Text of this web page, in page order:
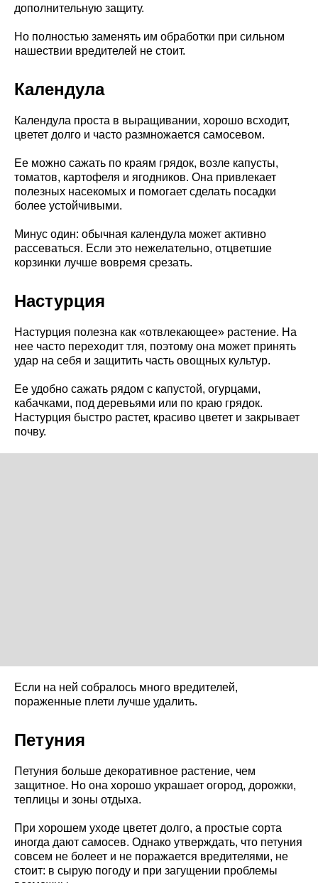
дополнительную защиту.
Но полностью заменять им обработки при сильном
нашествии вредителей не стоит.
Календула
Календула проста в выращивании, хорошо всходит,
цветет долго и часто размножается самосевом.
Ее можно сажать по краям грядок, возле капусты,
томатов, картофеля и ягодников. Она привлекает
полезных насекомых и помогает сделать посадки
более устойчивыми.
Минус один: обычная календула может активно
рассеваться. Если это нежелательно, отцветшие
корзинки лучше вовремя срезать.
Настурция
Настурция полезна как «отвлекающее» растение. На
нее часто переходит тля, поэтому она может принять
удар на себя и защитить часть овощных культур.
Ее удобно сажать рядом с капустой, огурцами,
кабачками, под деревьями или по краю грядок.
Настурция быстро растет, красиво цветет и закрывает
почву.
Если на ней собралось много вредителей,
пораженные плети лучше удалить.
Петуния
Петуния больше декоративное растение, чем
защитное. Но она хорошо украшает огород, дорожки,
теплицы и зоны отдыха.
При хорошем уходе цветет долго, а простые сорта
иногда дают самосев. Однако утверждать, что петуния
совсем не болеет и не поражается вредителями, не
стоит: в сырую погоду и при загущении проблемы